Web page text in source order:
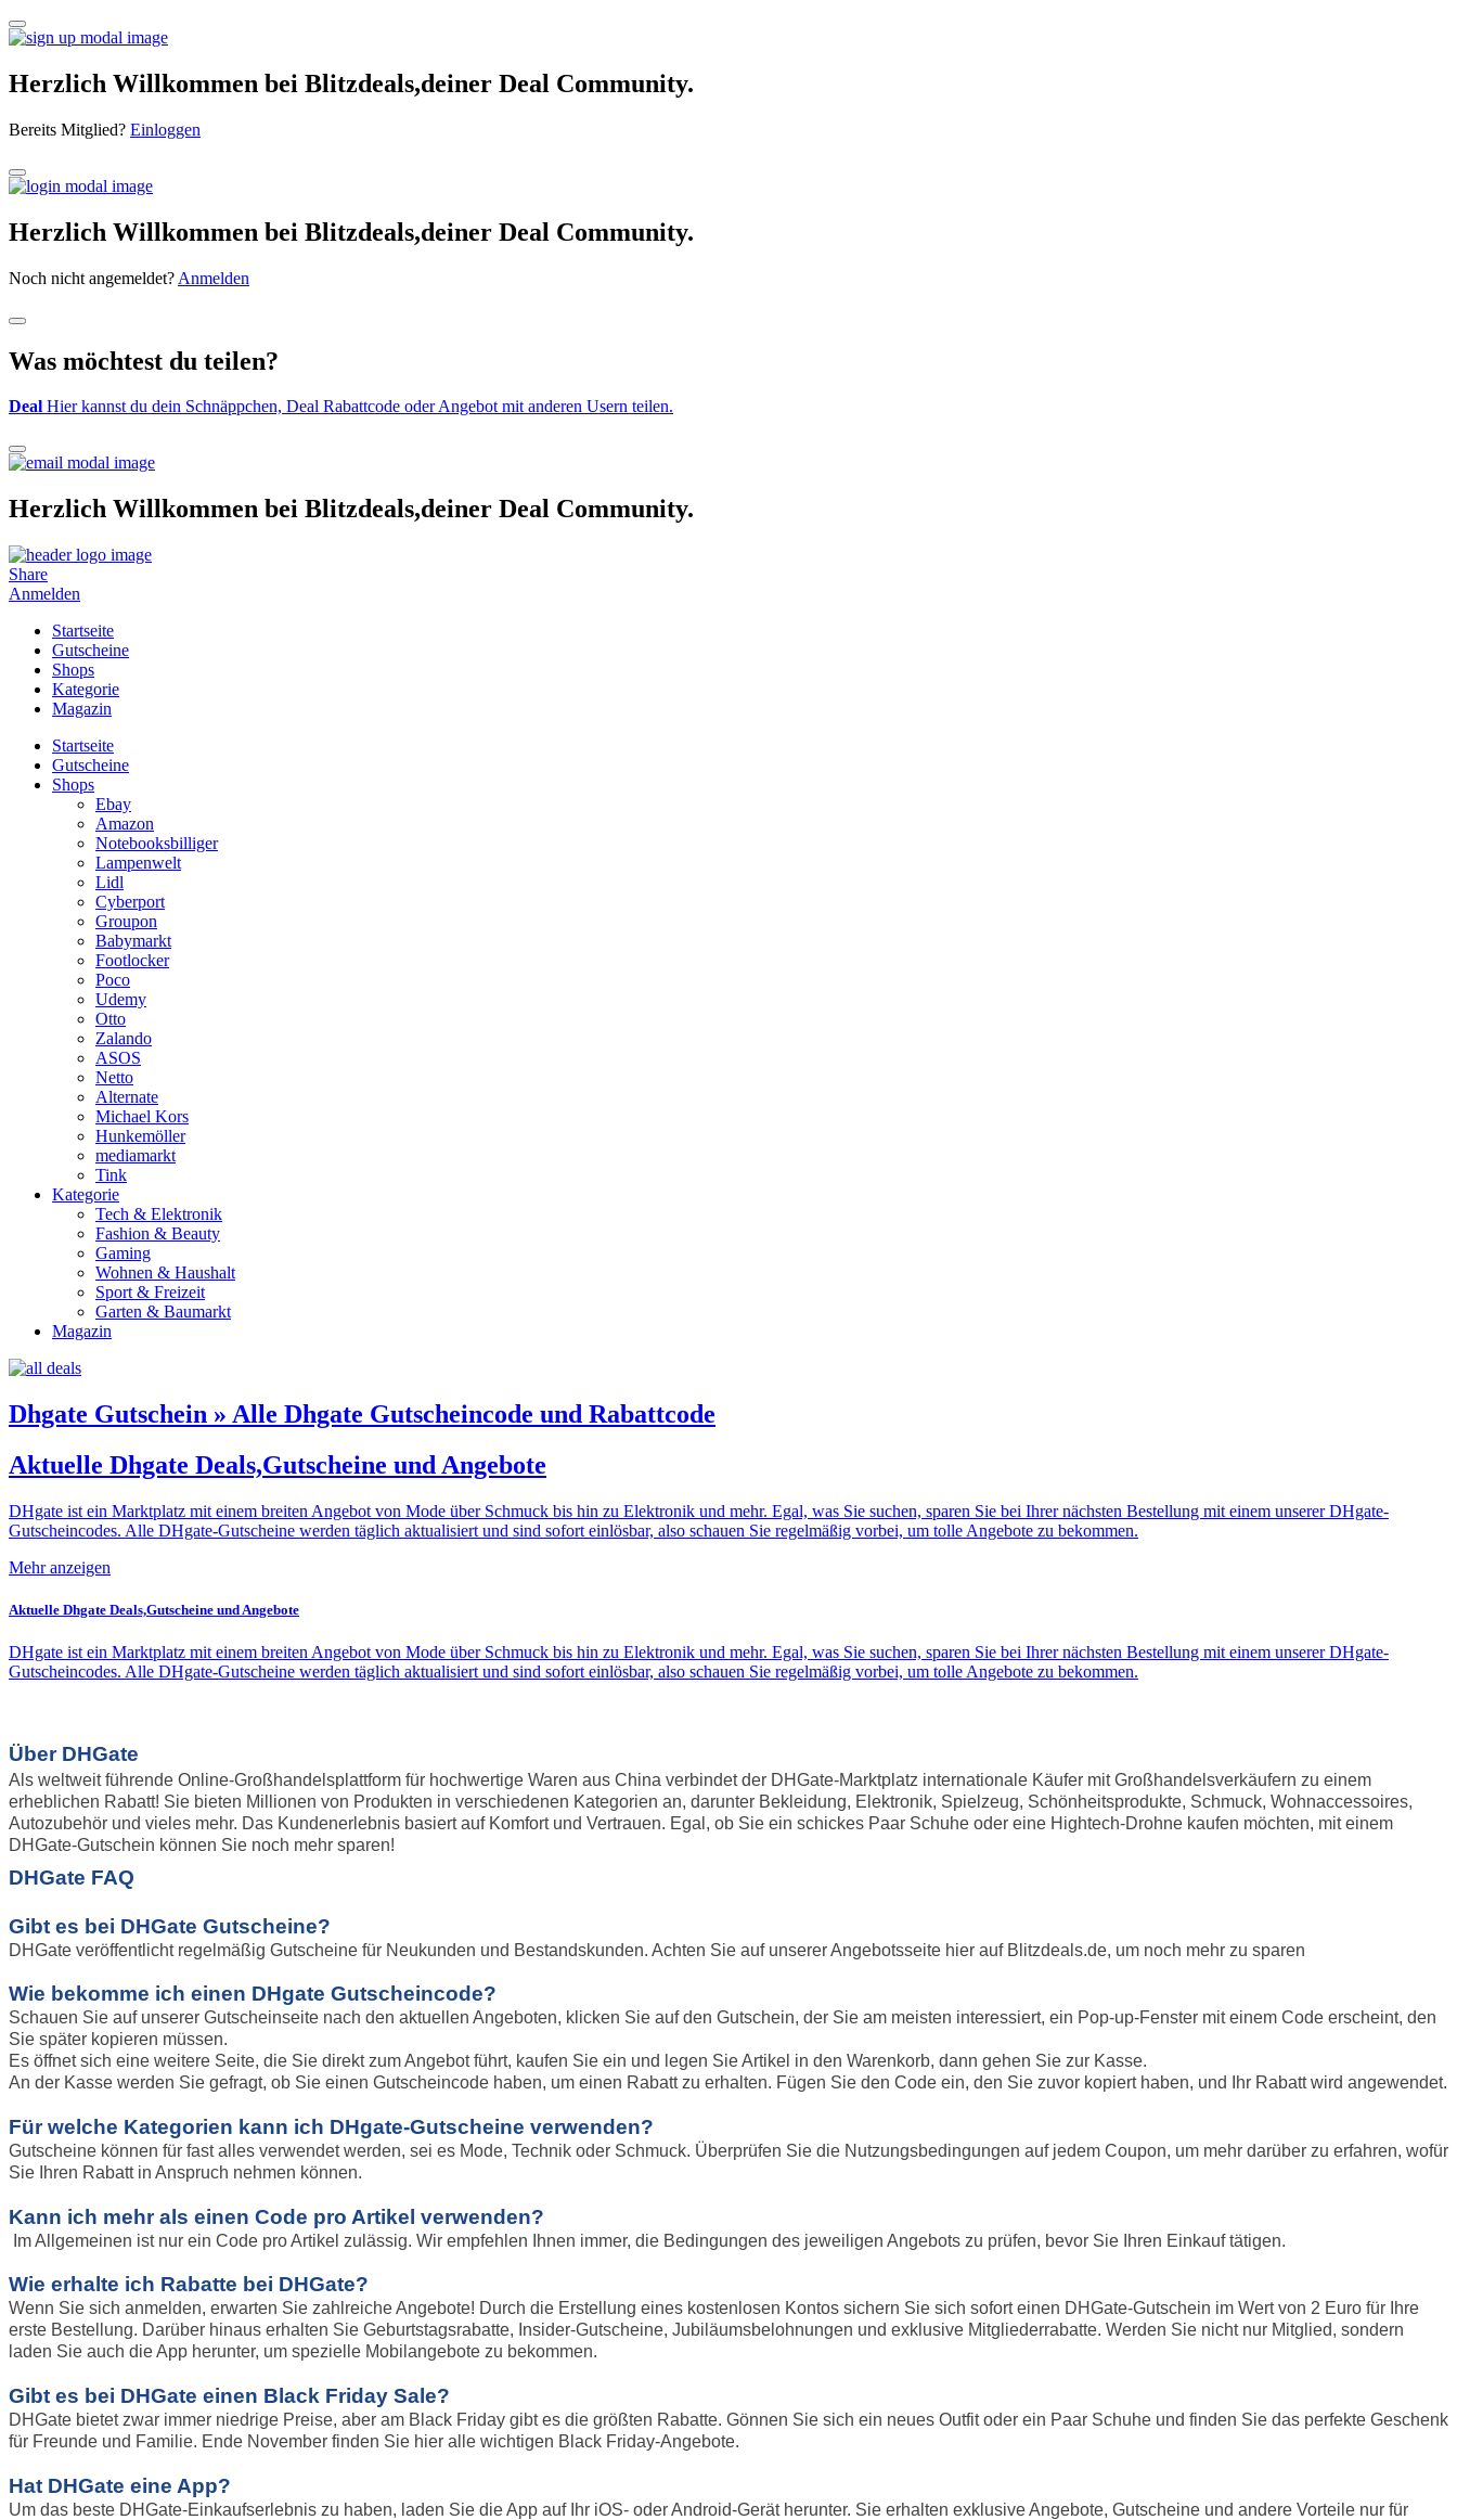
Herzlich Willkommen bei Blitzdeals,deiner Deal Community.
Bereits Mitglied? Einloggen
Herzlich Willkommen bei Blitzdeals,deiner Deal Community.
Noch nicht angemeldet? Anmelden
Was möchtest du teilen?
Deal Hier kannst du dein Schnäppchen, Deal Rabattcode oder Angebot mit anderen Usern teilen.
Herzlich Willkommen bei Blitzdeals,deiner Deal Community.
Share
Anmelden
Startseite
Gutscheine
Shops
Kategorie
Magazin
Startseite
Gutscheine
Shops
Ebay
Amazon
Notebooksbilliger
Lampenwelt
Lidl
Cyberport
Groupon
Babymarkt
Footlocker
Poco
Udemy
Otto
Zalando
ASOS
Netto
Alternate
Michael Kors
Hunkemöller
mediamarkt
Tink
Kategorie
Tech & Elektronik
Fashion & Beauty
Gaming
Wohnen & Haushalt
Sport & Freizeit
Garten & Baumarkt
Magazin
Dhgate Gutschein » Alle Dhgate Gutscheincode und Rabattcode
Aktuelle Dhgate Deals,Gutscheine und Angebote
DHgate ist ein Marktplatz mit einem breiten Angebot von Mode über Schmuck bis hin zu Elektronik und mehr. Egal, was Sie suchen, sparen Sie bei Ihrer nächsten Bestellung mit einem unserer DHgate-
Gutscheincodes. Alle DHgate-Gutscheine werden täglich aktualisiert und sind sofort einlösbar, also schauen Sie regelmäßig vorbei, um tolle Angebote zu bekommen.
Mehr anzeigen
Aktuelle Dhgate Deals,Gutscheine und Angebote
DHgate ist ein Marktplatz mit einem breiten Angebot von Mode über Schmuck bis hin zu Elektronik und mehr. Egal, was Sie suchen, sparen Sie bei Ihrer nächsten Bestellung mit einem unserer DHgate-
Gutscheincodes. Alle DHgate-Gutscheine werden täglich aktualisiert und sind sofort einlösbar, also schauen Sie regelmäßig vorbei, um tolle Angebote zu bekommen.
Über DHGate
Als weltweit führende Online-Großhandelsplattform für hochwertige Waren aus China verbindet der DHGate-Marktplatz internationale Käufer mit Großhandelsverkäufern zu einem
erheblichen Rabatt! Sie bieten Millionen von Produkten in verschiedenen Kategorien an, darunter Bekleidung, Elektronik, Spielzeug, Schönheitsprodukte, Schmuck, Wohnaccessoires,
Autozubehör und vieles mehr. Das Kundenerlebnis basiert auf Komfort und Vertrauen. Egal, ob Sie ein schickes Paar Schuhe oder eine Hightech-Drohne kaufen möchten, mit einem
DHGate-Gutschein können Sie noch mehr sparen!
DHGate FAQ
Gibt es bei DHGate Gutscheine?
DHGate veröffentlicht regelmäßig Gutscheine für Neukunden und Bestandskunden. Achten Sie auf unserer Angebotsseite hier auf Blitzdeals.de, um noch mehr zu sparen
Wie bekomme ich einen DHgate Gutscheincode?
Schauen Sie auf unserer Gutscheinseite nach den aktuellen Angeboten, klicken Sie auf den Gutschein, der Sie am meisten interessiert, ein Pop-up-Fenster mit einem Code erscheint, den
Sie später kopieren müssen.
Es öffnet sich eine weitere Seite, die Sie direkt zum Angebot führt, kaufen Sie ein und legen Sie Artikel in den Warenkorb, dann gehen Sie zur Kasse.
An der Kasse werden Sie gefragt, ob Sie einen Gutscheincode haben, um einen Rabatt zu erhalten. Fügen Sie den Code ein, den Sie zuvor kopiert haben, und Ihr Rabatt wird angewendet.
Für welche Kategorien kann ich DHgate-Gutscheine verwenden?
Gutscheine können für fast alles verwendet werden, sei es Mode, Technik oder Schmuck. Überprüfen Sie die Nutzungsbedingungen auf jedem Coupon, um mehr darüber zu erfahren, wofür
Sie Ihren Rabatt in Anspruch nehmen können.
Kann ich mehr als einen Code pro Artikel verwenden?
Im Allgemeinen ist nur ein Code pro Artikel zulässig. Wir empfehlen Ihnen immer, die Bedingungen des jeweiligen Angebots zu prüfen, bevor Sie Ihren Einkauf tätigen.
Wie erhalte ich Rabatte bei DHGate?
Wenn Sie sich anmelden, erwarten Sie zahlreiche Angebote! Durch die Erstellung eines kostenlosen Kontos sichern Sie sich sofort einen DHGate-Gutschein im Wert von 2 Euro für Ihre
erste Bestellung. Darüber hinaus erhalten Sie Geburtstagsrabatte, Insider-Gutscheine, Jubiläumsbelohnungen und exklusive Mitgliederrabatte. Werden Sie nicht nur Mitglied, sondern
laden Sie auch die App herunter, um spezielle Mobilangebote zu bekommen.
Gibt es bei DHGate einen Black Friday Sale?
DHGate bietet zwar immer niedrige Preise, aber am Black Friday gibt es die größten Rabatte. Gönnen Sie sich ein neues Outfit oder ein Paar Schuhe und finden Sie das perfekte Geschenk
für Freunde und Familie. Ende November finden Sie hier alle wichtigen Black Friday-Angebote.
Hat DHGate eine App?
Um das beste DHGate-Einkaufserlebnis zu haben, laden Sie die App auf Ihr iOS- oder Android-Gerät herunter. Sie erhalten exklusive Angebote, Gutscheine und andere Vorteile nur für